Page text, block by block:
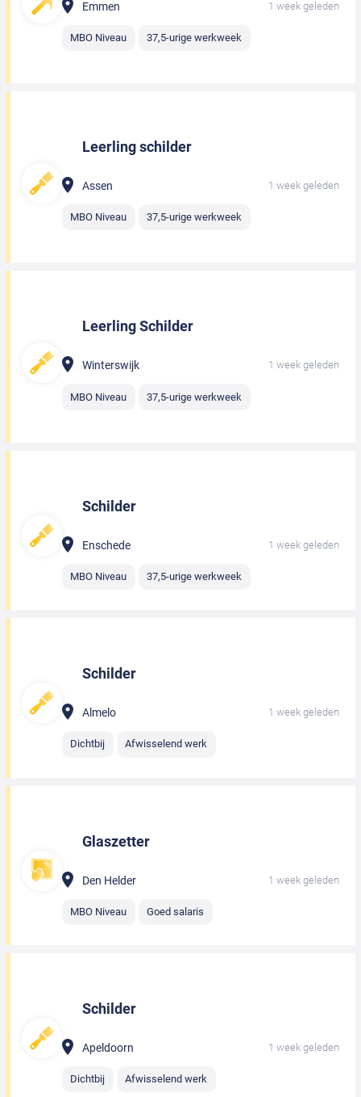
Emmen 1 week geleden
MBO Niveau 37,5-urige werkweek
Leerling schilder
Assen 1 week geleden
MBO Niveau 37,5-urige werkweek
Leerling Schilder
Winterswijk 1 week geleden
MBO Niveau 37,5-urige werkweek
Schilder
Enschede 1 week geleden
MBO Niveau 37,5-urige werkweek
Schilder
Almelo 1 week geleden
Dichtbij Afwisselend werk
Glaszetter
Den Helder 1 week geleden
MBO Niveau Goed salaris
Schilder
Apeldoorn 1 week geleden
Dichtbij Afwisselend werk